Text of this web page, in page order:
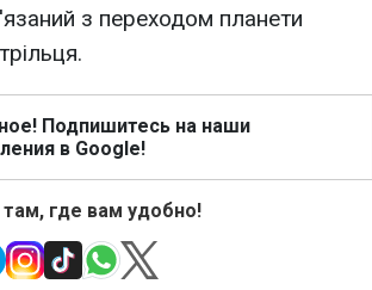
з переходом планети
Подпишитесь на наши
в Google!
там, где вам удобно!